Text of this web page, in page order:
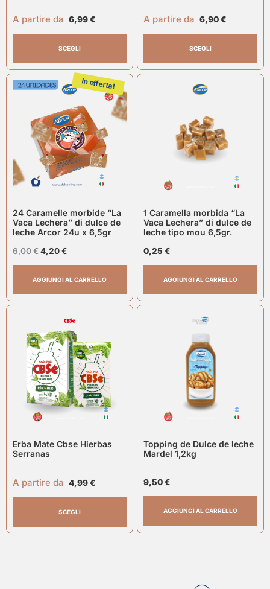
A partire da 6,99€
SCEGLI
A partire da 6,90€
SCEGLI
In offerta!
24 Caramelle morbide “La
Vaca Lechera” di dulce de
leche Arcor 24u x 6,5gr
6,00€4,20€
AGGIUNGI AL CARRELLO
1 Caramella morbida “La
Vaca Lechera” di dulce de
leche tipo mou 6,5gr.
0,25 €
AGGIUNGI AL CARRELLO
Erba Mate Cbse Hierbas
Serranas
A partire da 4,99€
SCEGLI
Topping de Dulce de leche
Mardel 1,2kg
9,50€
AGGIUNGI AL CARRELLO